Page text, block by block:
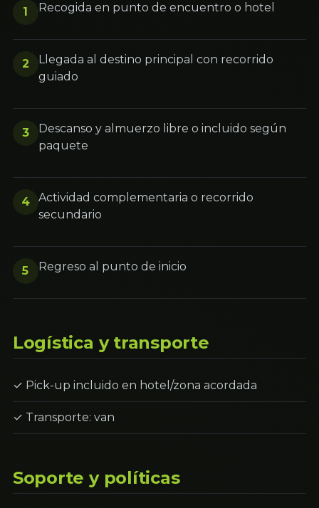
1 Recogida en punto de encuentro o hotel
2
Llegada al destino principal con recorrido
guiado
3
Descanso y almuerzo libre o incluido según
paquete
4
Actividad complementaria o recorrido
secundario
5 Regreso al punto de inicio
Logística y transporte
✓ Pick-up incluido en hotel/zona acordada
✓ Transporte: van
Soporte y políticas